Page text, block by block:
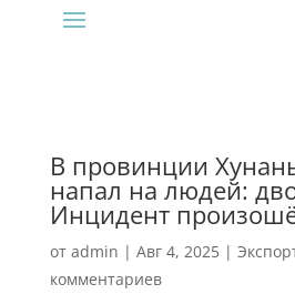
В провинции
напал на людей:
Инцидент
от admin | Авг 4, 2025|
комментариев